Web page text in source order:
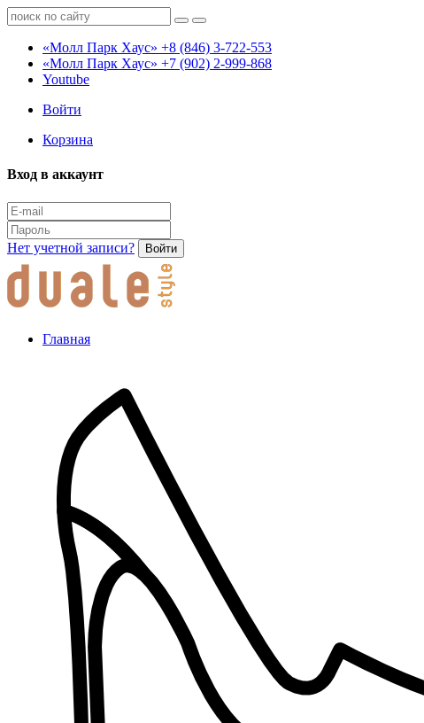
«Молл Парк Хаус» +8 (846) 3-722-553
«Молл Парк Хаус» +7 (902) 2-999-868
Youtube
Войти
Корзина
Вход в аккаунт
Нет учетной записи? Войти
Главная